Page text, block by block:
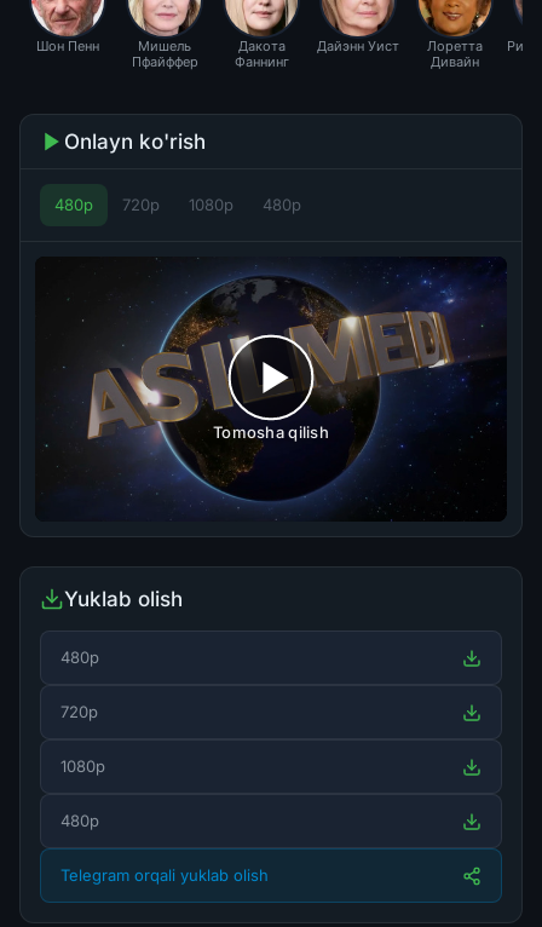
Шон Пенн
Мишель
Пфайффер
Дакота
Фаннинг
Дайэнн Уист
Лоретта
Дивайн
Onlayn ko'rish
480p 720p 1080p 480p
Tomosha qilish
Yuklab olish
480p
720p
1080p
480p
Telegram orqali yuklab olish